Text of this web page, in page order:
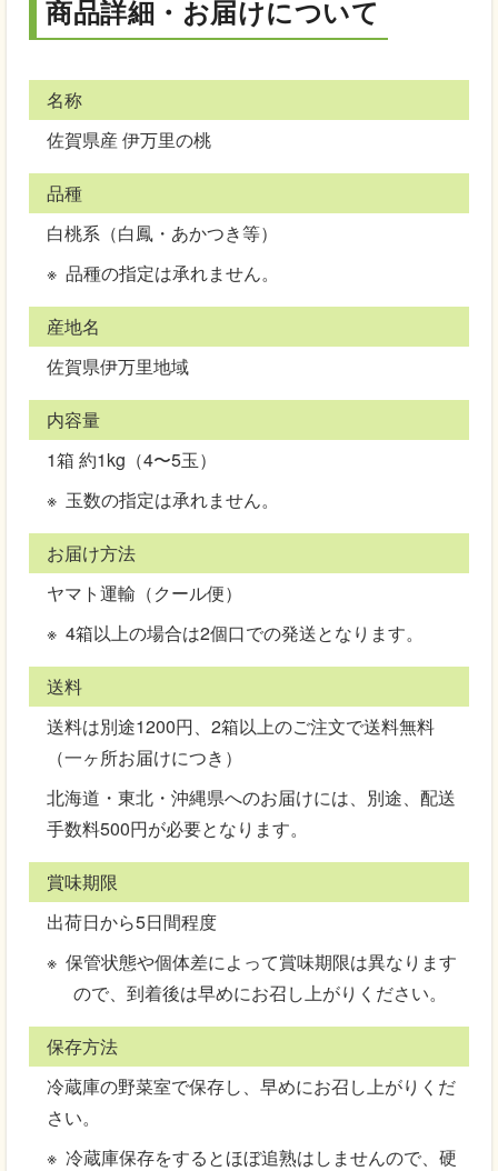
商品詳細・お届けについて
名称
佐賀県産 伊万里の桃
品種
白桃系（白鳳・あかつき等）
品種の指定は承れません。
産地名
佐賀県伊万里地域
内容量
1箱 約1kg（4〜5玉）
玉数の指定は承れません。
お届け方法
ヤマト運輸（クール便）
4箱以上の場合は2個口での発送となります。
送料
送料は別途1200円、2箱以上のご注文で送料無料
（一ヶ所お届けにつき）
北海道・東北・沖縄県へのお届けには、別途、配送
手数料500円が必要となります。
賞味期限
出荷日から5日間程度
保管状態や個体差によって賞味期限は異なります
ので、到着後は早めにお召し上がりください。
保存方法
冷蔵庫の野菜室で保存し、早めにお召し上がりくだ
さい。
冷蔵庫保存をするとほぼ追熟はしませんので、硬